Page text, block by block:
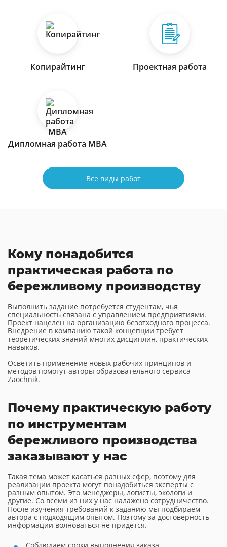
Копирайтинг Проектная работа
Дипломная работа МВА
Все виды работ
Кому понадобится
практическая работа по
бережливому производству
Выполнить задание потребуется студентам, чья
специальность связана с управлением предприятиями.
Проект нацелен на организацию безотходного процесса.
Внедрение в компанию такой концепции требует
теоретических знаний многих дисциплин, практических
навыков.
Осветить применение новых рабочих принципов и
методов помогут авторы образовательного сервиса
Zaochnik.
Почему практическую работу
по инструментам
бережливого производства
заказывают у нас
Такая тема может касаться разных сфер, поэтому для
реализации проекта могут понадобиться эксперты с
разным опытом. Это менеджеры, логисты, экологи и
другие. Со всеми из них у нас налажено сотрудничество.
После изучения требований к заданию мы подбираем
автора с подходящим опытом. Поэтому за достоверность
информации волноваться не придется.